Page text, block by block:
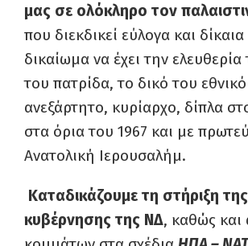
μας σε ολόκληρο τον
που διεκδικεί εύλογα και
δικαίωμα να έχει την
του πατρίδα, το δικό του
ανεξάρτητο, κυρίαρχο, δίπλα
στα όρια του 1967 και με
Ανατολική Ιερουσαλήμ.
Καταδικάζουμε τη στήριξη της
κυβέρνησης της ΝΔ, καθώς και